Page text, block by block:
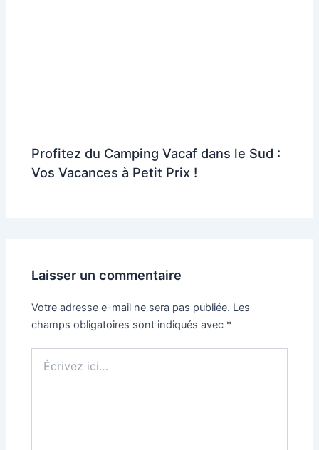
Profitez du Camping Vacaf dans le Sud :
Vos Vacances à Petit Prix !
Laisser un commentaire
Votre adresse e-mail ne sera pas publiée. Les
champs obligatoires sont indiqués avec *
ici…